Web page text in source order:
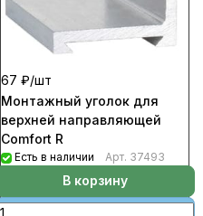
67 ₽/шт
Монтажный уголок для
верхней направляющей
Comfort R
Есть в наличии Арт. 37493
В корзину